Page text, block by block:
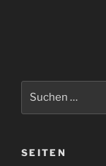
SEITEN